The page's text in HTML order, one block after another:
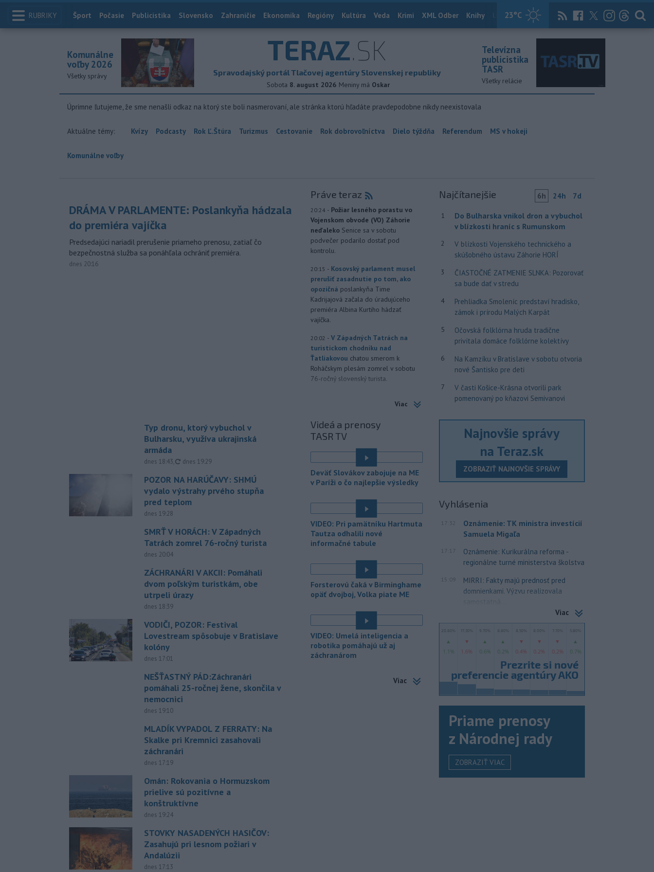
RUBRIKY 23°C
Index
Šport Počasie Publicistika Slovensko Zahraničie Ekonomika Regióny Kultúra Veda Krimi XML Odber Knihy Útulkovo Magazín News Now Archív
TERAZ.SK
Spravodajský portál Tlačovej agentúry Slovenskej republiky
Sobota 8. august 2026 Meniny má Oskar
Komunálne
voľby 2026
Všetky správy
Televízna
publicistika
TASR
Všetky relácie
Úprimne ľutujeme, že sme nenašli odkaz na ktorý ste boli nasmerovaní, ale stránka ktorú hľadáte pravdepodobne nikdy neexistovala
Aktuálne témy: Kvízy Podcasty Rok Ľ.Štúra Turizmus Cestovanie Rok dobrovoľníctva Dielo týždňa Referendum MS v hokeji
Komunálne voľby
DRÁMA V PARLAMENTE: Poslankyňa hádzala
do premiéra vajíčka
Predsedajúci nariadil prerušenie priameho prenosu, zatiaľ čo
bezpečnostná služba sa ponáhľala ochrániť premiéra.
dnes 20:16
Typ dronu, ktorý vybuchol v
Bulharsku, využíva ukrajinská
armáda
dnes 18:43, aktualizované
dnes 19:29
POZOR NA HARÚČAVY: SHMÚ
vydalo výstrahy prvého stupňa
pred teplom
dnes 19:28
SMRŤ V HORÁCH: V Západných
Tatrách zomrel 76-ročný turista
dnes 20:04
ZÁCHRANÁRI V AKCII: Pomáhali
dvom poľským turistkám, obe
utrpeli úrazy
dnes 18:39
VODIČI, POZOR: Festival
Lovestream spôsobuje v Bratislave
kolóny
dnes 17:01
NEŠŤASTNÝ PÁD:Záchranári
pomáhali 25-ročnej žene, skončila v
nemocnici
dnes 19:10
MLADÍK VYPADOL Z FERRATY: Na
Skalke pri Kremnici zasahovali
záchranári
dnes 17:19
Omán: Rokovania o Hormuzskom
prielive sú pozitívne a
konštruktívne
dnes 19:24
STOVKY NASADENÝCH HASIČOV:
Zasahujú pri lesnom požiari v
Andalúzii
dnes 17:13
Práve teraz
20:24 - Požiar lesného porastu vo
Vojenskom obvode (VO) Záhorie
neďaleko Senice sa v sobotu
podvečer podarilo dostať pod
kontrolu.
20:15 - Kosovský parlament musel
prerušiť zasadnutie po tom, ako
opozičná poslankyňa Time
Kadrijajová začala do úradujúceho
premiéra Albina Kurtiho hádzať
vajíčka.
20:02 - V Západných Tatrách na
turistickom chodníku nad
Ťatliakovou chatou smerom k
Roháčskym plesám zomrel v sobotu
76-ročný slovenský turista.
vysokými teplotami platia na
tam môže miestami dosiahnuť 33
stupňov Celzia.
Rokovania s Iránom o
Hormuzskom prielive prebiehajú v
pozitívnej a konštruktívnej atmosfére,
oznámil Omán.
19:19 - Izraelské sily sa údajne
infiltrovali do libanonskejdediny
Zawtar al-Gharbíja a vybudovali tam
val. Dedina je súčasťou tzv. pilotných
zón, izraelská armáda sa z nej v júli
armáda.
19:17 - Building Information
Modeling) už nie je vízia
spôsob navrhovania, koordinovania aj
stavania.
19:07 - Horskí záchranári z
Oblastného strediska Horskej
páde sa tam zranila 25-ročná
Viac
Videá a prenosy
TASR TV
Deväť Slovákov zabojuje na ME
v Paríži o čo najlepšie výsledky
VIDEO: Pri pamätníku Hartmuta
Tautza odhalili nové
informačné tabule
Forsterovú čaká v Birminghame
opäť dvojboj, Volka piate ME
VIDEO: Umelá inteligencia a
robotika pomáhajú už aj
záchranárom
Viac
Najčítanejšie 6h 24h 7d
1
Do Bulharska vnikol dron a vybuchol
v blízkosti hraníc s Rumunskom
2
V blízkosti Vojenského technického a
skúšobného ústavu Záhorie HORÍ
3
ČIASTOČNÉ ZATMENIE SLNKA: Pozorovať
sa bude dať v stredu
4
Prehliadka Smoleníc predstaví hradisko,
zámok i prírodu Malých Karpát
5
Očovská folklórna hruda tradične
privítala domáce folklórne kolektívy
6
Na Kamzíku v Bratislave v sobotu otvoria
nové Šantisko pre deti
7
V časti Košice-Krásna otvorili park
pomenovaný po kňazovi Semivanovi
Najnovšie správy
na Teraz.sk
ZOBRAZIŤ NAJNOVŠIE SPRÁVY
Vyhlásenia
17:32
Oznámenie: TK ministra investícií
Samuela Migaľa
17:17
Oznámenie: Kurikurálna reforma -
regionálne turné ministerstva školstva
15:09
MIRRI: Fakty majú prednosť pred
domnienkami. Výzvu realizovala
samostatná...
Viac
Priame prenosy
z Národnej rady
ZOBRAZIŤ VIAC